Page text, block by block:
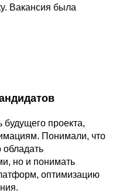
Вакансия была
будущего проекта,
Понимали, что
обладать
но и понимать
оптимизацию